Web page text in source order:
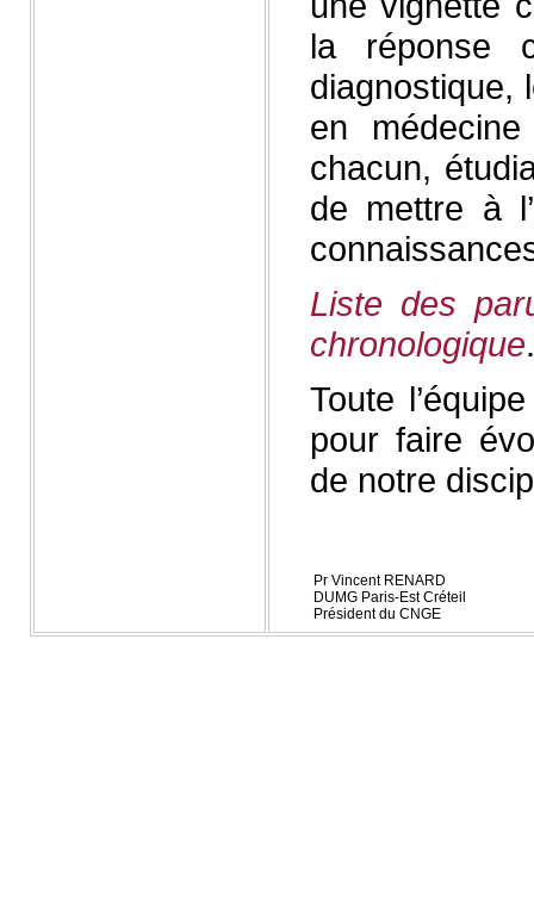
la réponse
diagnostique,
en
chacun,
de mettre à
Liste des
chronologique.
Toute
pour faire
de notre
Pr Vincent RENARD
DUMG Paris-Est Créteil
Président du CNGE